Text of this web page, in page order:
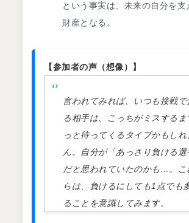
という事実は、未来の自分を支
財産となる。
【参加者の声（想像）】
言われてみれば、いつも接戦で
る相手は、こっちがミスするま
っと待ってくるタイプかもしれ
ん。自分が「あっさり負ける選
だと思われていたのかも…。こ
らは、負けるにしても1点でも
ることを意識してみます。